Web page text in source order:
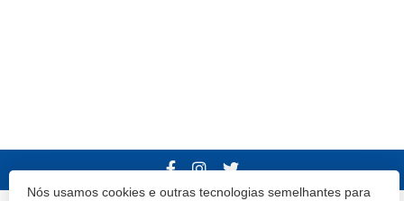
Nós usamos cookies e outras tecnologias semelhantes para